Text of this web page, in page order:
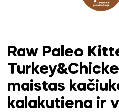
Raw Paleo
maistas
kalakutiena ir